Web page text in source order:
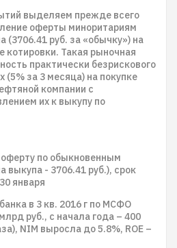
выделяем прежде всего
оферты миноритариям
руб. за «обычку») на
Такая рыночная
практически безрискового
(5% за 3 месяца) на покупке
компании с
их к выкупу по
по обыкновенным
- 3706.41 руб.), срок
января
в 3 кв. 2016 г по МСФО
руб., с начала года – 400
NIM выросла до 5.8%, ROE –